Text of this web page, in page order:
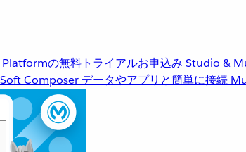
の無料トライアルお申込み Studio &
Composer データやアプリと簡単に接続